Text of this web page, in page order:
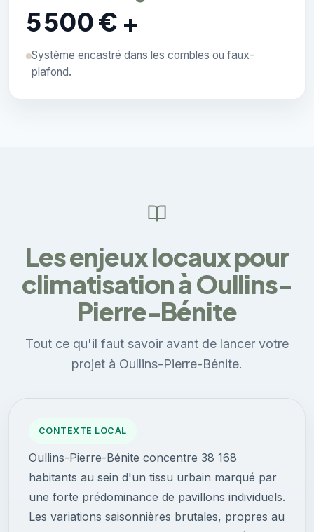
5 500 € +
Système encastré dans les combles ou faux-
plafond.
Les enjeux locaux pour
climatisation à Oullins-
Pierre-Bénite
Tout ce qu'il faut savoir avant de lancer votre
projet à Oullins-Pierre-Bénite.
CONTEXTE LOCAL
Oullins-Pierre-Bénite concentre 38 168
habitants au sein d'un tissu urbain marqué par
une forte prédominance de pavillons individuels.
Les variations saisonnières brutales, propres au